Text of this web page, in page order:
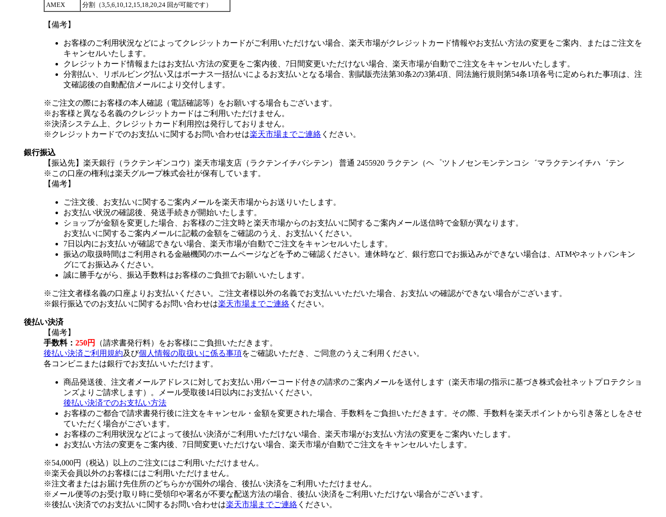
AMEX 分割（3,5,6,10,12,15,18,20,24 回が可能です）
【備考】
お客様のご利用状況などによってクレジットカードがご利用いただけない場合、楽天市場がクレジットカード情報やお支払い方法の変更をご案内、またはご注文を
キャンセルいたします。
クレジットカード情報またはお支払い方法の変更をご案内後、7日間変更いただけない場合、楽天市場が自動でご注文をキャンセルいたします。
分割払い、リボルビング払い又はボーナス一括払いによるお支払いとなる場合、割賦販売法第30条2の3第4項、同法施行規則第54条1項各号に定められた事項は、注
文確認後の自動配信メールにより交付します。
※ご注文の際にお客様の本人確認（電話確認等）をお願いする場合もございます。
※お客様と異なる名義のクレジットカードはご利用いただけません。
※決済システム上、クレジットカード利用控は発行しておりません。
※クレジットカードでのお支払いに関するお問い合わせは楽天市場までご連絡 ください。
銀行振込
【振込先】楽天銀行（ラクテンギンコウ）楽天市場支店（ラクテンイチバシテン） 普通 2455920 ラクテン（ヘ゜ツトノセンモンテンコシ゛マラクテンイチハ゛テン
※この口座の権利は楽天グループ株式会社が保有しています。
【備考】
ご注文後、お支払いに関するご案内メールを楽天市場からお送りいたします。
お支払い状況の確認後、発送手続きが開始いたします。
ショップが金額を変更した場合、お客様のご注文時と楽天市場からのお支払いに関するご案内メール送信時で金額が異なります。
お支払いに関するご案内メールに記載の金額をご確認のうえ、お支払いください。
7日以内にお支払いが確認できない場合、楽天市場が自動でご注文をキャンセルいたします。
振込の取扱時間はご利用される金融機関のホームページなどを予めご確認ください。連休時など、銀行窓口でお振込みができない場合は、ATMやネットバンキン
グにてお振込みください。
誠に勝手ながら、振込手数料はお客様のご負担でお願いいたします。
※ご注文者様名義の口座よりお支払いください。ご注文者様以外の名義でお支払いいただいた場合、お支払いの確認ができない場合がございます。
※銀行振込でのお支払いに関するお問い合わせは楽天市場までご連絡 ください。
後払い決済
【備考】
手数料： 250円
（請求書発行料）をお客様にご負担いただきます。
後払い決済ご利用規約及び個人情報の取扱いに係る事項をご確認いただき、ご同意のうえご利用ください。
各コンビニまたは銀行でお支払いいただけます。
商品発送後、注文者メールアドレスに対してお支払い用バーコード付きの請求のご案内メールを送付します（楽天市場の指示に基づき株式会社ネットプロテクショ
ンズよりご請求します）。メール受取後14日以内にお支払いください。
後払い決済でのお支払い方法
お客様のご都合で請求書発行後に注文をキャンセル・金額を変更された場合、手数料をご負担いただきます。その際、手数料を楽天ポイントから引き落としをさせ
ていただく場合がございます。
お客様のご利用状況などによって後払い決済がご利用いただけない場合、楽天市場がお支払い方法の変更をご案内いたします。
お支払い方法の変更をご案内後、7日間変更いただけない場合、楽天市場が自動でご注文をキャンセルいたします。
※54,000円（税込）以上のご注文にはご利用いただけません。
※楽天会員以外のお客様にはご利用いただけません。
※注文者またはお届け先住所のどちらかが国外の場合、後払い決済をご利用いただけません。
※メール便等のお受け取り時に受領印や署名が不要な配送方法の場合、後払い決済をご利用いただけない場合がございます。
※後払い決済でのお支払いに関するお問い合わせは楽天市場までご連絡 ください。